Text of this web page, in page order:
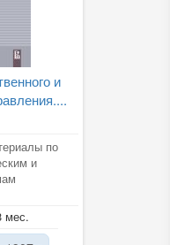
и
по
и
мес.